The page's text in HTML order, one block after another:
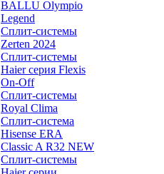
BALLU Olympio
Legend
Сплит-системы
Zerten 2024
Сплит-системы
Haier серия Flexis
On-Off
Сплит-системы
Royal Clima
Сплит-система
Hisense ERA
Classic A R32 NEW
Сплит-системы